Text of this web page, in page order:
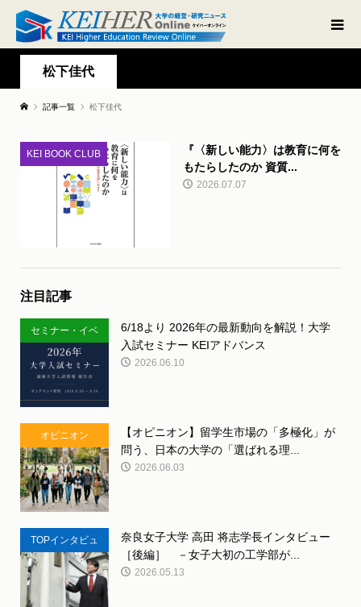
松下佳代
記事一覧 松下佳代
KEI BOOK CLUB
『〈新しい能力〉は教育に何を
もたらしたのか 資質...
2026.07.07
注目記事
セミナー・イベ
ント
6/18より 2026年の最新動向を解説！大学
入試セミナー KEIアドバンス
2026.06.10
オピニオン
【オピニオン】留学生市場の「多極化」が
問う、日本の大学の「選ばれる理...
2026.06.03
TOPインタビュ
ー
奈良女子大学 高田 将志学長インタビュー
［後編］ －女子大初の工学部が...
2026.05.13